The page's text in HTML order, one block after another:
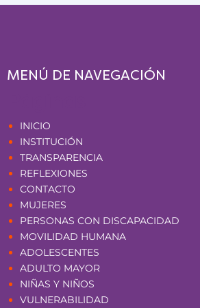
MENÚ DE NAVEGACIÓN
INICIO
INSTITUCIÓN
TRANSPARENCIA
REFLEXIONES
CONTACTO
MUJERES
PERSONAS CON DISCAPACIDAD
MOVILIDAD HUMANA
ADOLESCENTES
ADULTO MAYOR
NIÑAS Y NIÑOS
VULNERABILIDAD